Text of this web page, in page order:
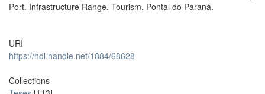
Port. Infrastructure Range. Tourism. Pontal do Paraná.
URI
https://hdl.handle.net/1884/68628
Collections